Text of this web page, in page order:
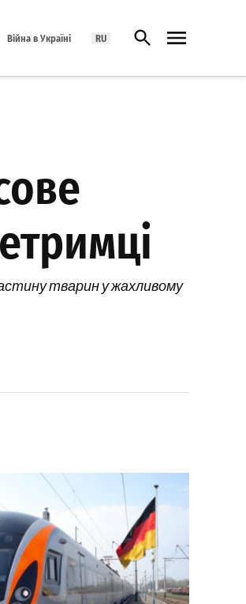
Війна в Україні RU Відкрити пошук
тварин у жахливому